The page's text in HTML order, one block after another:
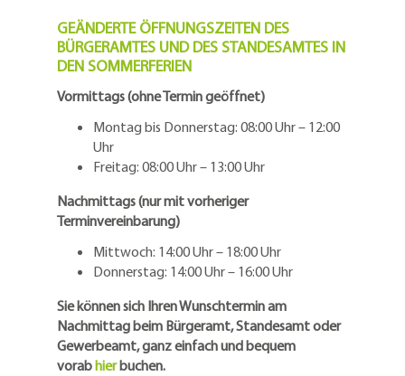
GEÄNDERTE ÖFFNUNGSZEITEN DES
BÜRGERAMTES UND DES STANDESAMTES IN
DEN SOMMERFERIEN
Vormittags (ohne Termin geöffnet)
Montag bis Donnerstag: 08:00 Uhr – 12:00
Uhr
Freitag: 08:00 Uhr – 13:00 Uhr
Nachmittags (nur mit vorheriger
Terminvereinbarung)
Mittwoch: 14:00 Uhr – 18:00 Uhr
Donnerstag: 14:00 Uhr – 16:00 Uhr
Sie können sich Ihren Wunschtermin am
Nachmittag beim Bürgeramt, Standesamt oder
Gewerbeamt, ganz einfach und bequem
vorabhierbuchen.